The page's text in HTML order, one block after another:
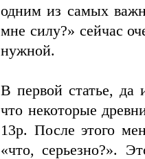
одним из самых
мне силу?» сейчас
нужной.
В первой статье, да
что некоторые
13p. После этого
«что, серьезно?».